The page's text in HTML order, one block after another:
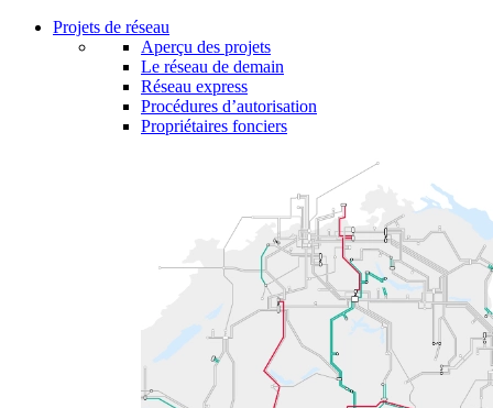
Projets de réseau
Aperçu des projets
Le réseau de demain
Réseau express
Procédures d’autorisation
Propriétaires fonciers